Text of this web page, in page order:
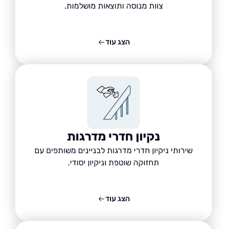
צוות מנוסה ותוצאות מושלמות.
נקיון חדרי מדרגות
שירותי ניקיון חדרי מדרגות לבניינים משותפים עם
תחזוקה שוטפת וניקיון יסודי.